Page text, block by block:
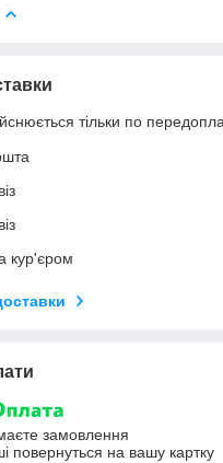
тільки по
кур'єром
замовлення
повернуться на вашу картку